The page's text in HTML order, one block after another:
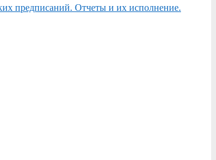
предписаний. Отчеты и их исполнение.